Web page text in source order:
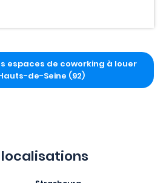
espaces de coworking à louer
de-Seine (92)